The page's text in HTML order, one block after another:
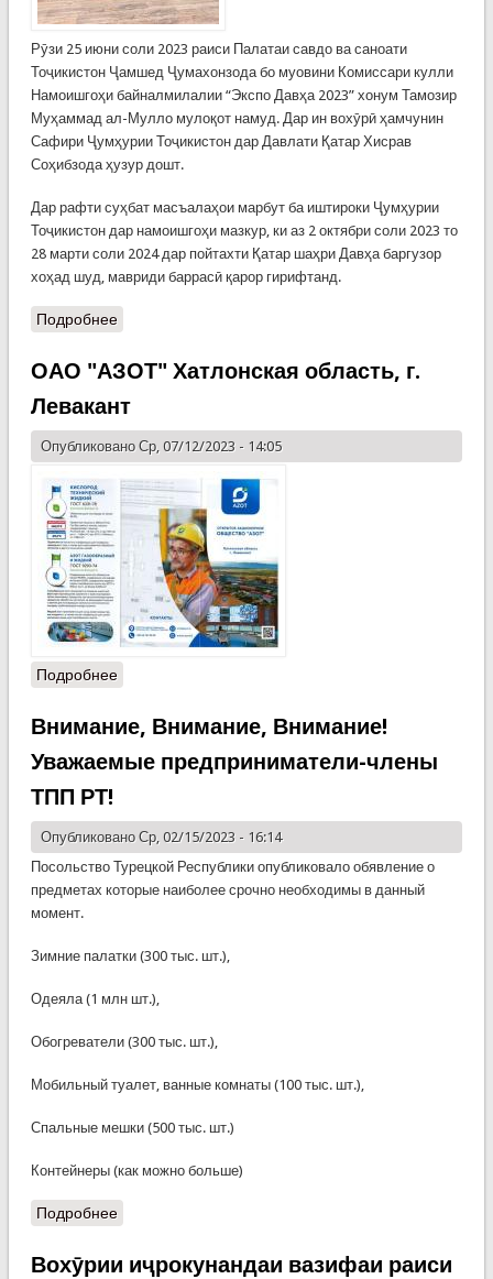
Рӯзи 25 июни соли 2023 раиси Палатаи савдо ва саноати
Тоҷикистон Ҷамшед Ҷумахонзода бо муовини Комиссари кулли
Намоишгоҳи байналмилалии “Экспо Давҳа 2023” хонум Тамозир
Муҳаммад ал-Мулло мулоқот намуд. Дар ин вохӯрӣ ҳамчунин
Сафири Ҷумҳурии Тоҷикистон дар Давлати Қатар Хисрав
Соҳибзода ҳузур дошт.
Дар рафти суҳбат масъалаҳои марбут ба иштироки Ҷумҳурии
Тоҷикистон дар намоишгоҳи мазкур, ки аз 2 октябри соли 2023 то
28 марти соли 2024 дар пойтахти Қатар шаҳри Давҳа баргузор
хоҳад шуд, мавриди баррасӣ қарор гирифтанд.
Подробнее
ОАО "АЗОТ" Хатлонская область, г.
Левакант
Опубликовано Ср, 07/12/2023 - 14:05
Подробнее
Внимание, Внимание, Внимание!
Уважаемые предприниматели-члены
ТПП РТ!
Опубликовано Ср, 02/15/2023 - 16:14
Посольство Турецкой Республики опубликовало обявление о
предметах которые наиболее срочно необходимы в данный
момент.
Зимние палатки (300 тыс. шт.),
Одеяла (1 млн шт.),
Обогреватели (300 тыс. шт.),
Мобильный туалет, ванные комнаты (100 тыс. шт.),
Спальные мешки (500 тыс. шт.)
Контейнеры (как можно больше)
Подробнее
Вохӯрии иҷрокунандаи вазифаи раиси